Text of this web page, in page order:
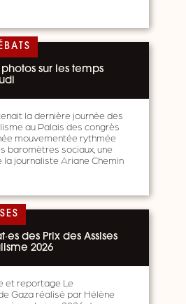
sur les temps
la dernière journée des
au Palais des congrès
mouvementée rythmée
baromètres sociaux, une
journaliste Ariane Chemin
des Prix des Assises
2026
et reportage Le
Gaza réalisé par Hélène